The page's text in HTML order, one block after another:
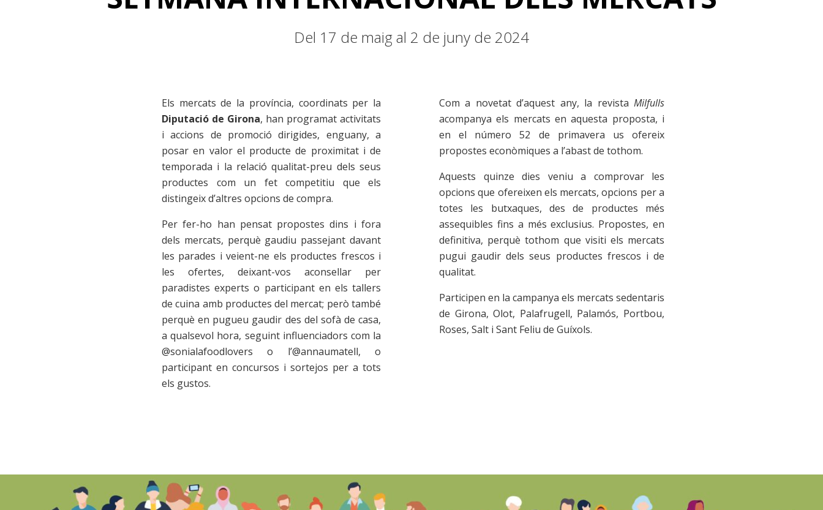
Del 17 de maig al 2 de juny de 2024
Els mercats de la província, coordinats per la
Diputació de Girona, han programat activitats
i accions de promoció dirigides, enguany, a
posar en valor el producte de proximitat i de
temporada i la relació qualitat-preu dels seus
productes com un fet competitiu que els
distingeix d’altres opcions de compra.
Per fer-ho han pensat propostes dins i fora
dels mercats, perquè gaudiu passejant davant
les parades i veient-ne els productes frescos i
les ofertes, deixant-vos aconsellar per
paradistes experts o participant en els tallers
de cuina amb productes del mercat; però també
perquè en pugueu gaudir des del sofà de casa,
a qualsevol hora, seguint influenciadors com la
@sonialafoodlovers o l’@annaumatell, o
participant en concursos i sortejos per a tots
els gustos.
Com a novetat d’aquest any, la revista Milfulls
acompanya els mercats en aquesta proposta, i
en el número 52 de primavera us ofereix
propostes econòmiques a l’abast de tothom.
Aquests quinze dies veniu a comprovar les
opcions que ofereixen els mercats, opcions per a
totes les butxaques, des de productes més
assequibles fins a més exclusius. Propostes, en
definitiva, perquè tothom que visiti els mercats
pugui gaudir dels seus productes frescos i de
qualitat.
Participen en la campanya els mercats sedentaris
de Girona, Olot, Palafrugell, Palamós, Portbou,
Roses, Salt i Sant Feliu de Guíxols.